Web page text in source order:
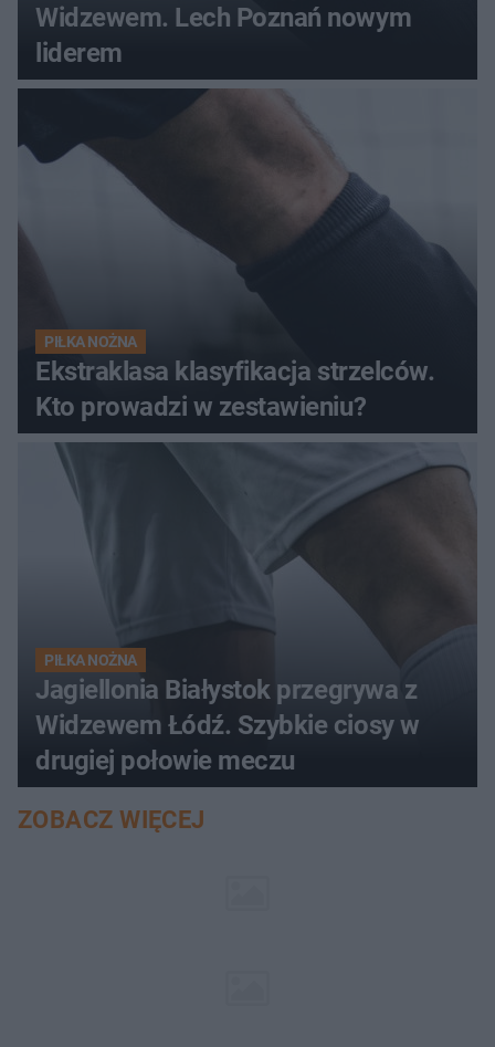
Widzewem. Lech Poznań nowym
liderem
PIŁKA NOŻNA
Ekstraklasa klasyfikacja strzelców.
Kto prowadzi w zestawieniu?
PIŁKA NOŻNA
Jagiellonia Białystok przegrywa z
Widzewem Łódź. Szybkie ciosy w
drugiej połowie meczu
ZOBACZ WIĘCEJ